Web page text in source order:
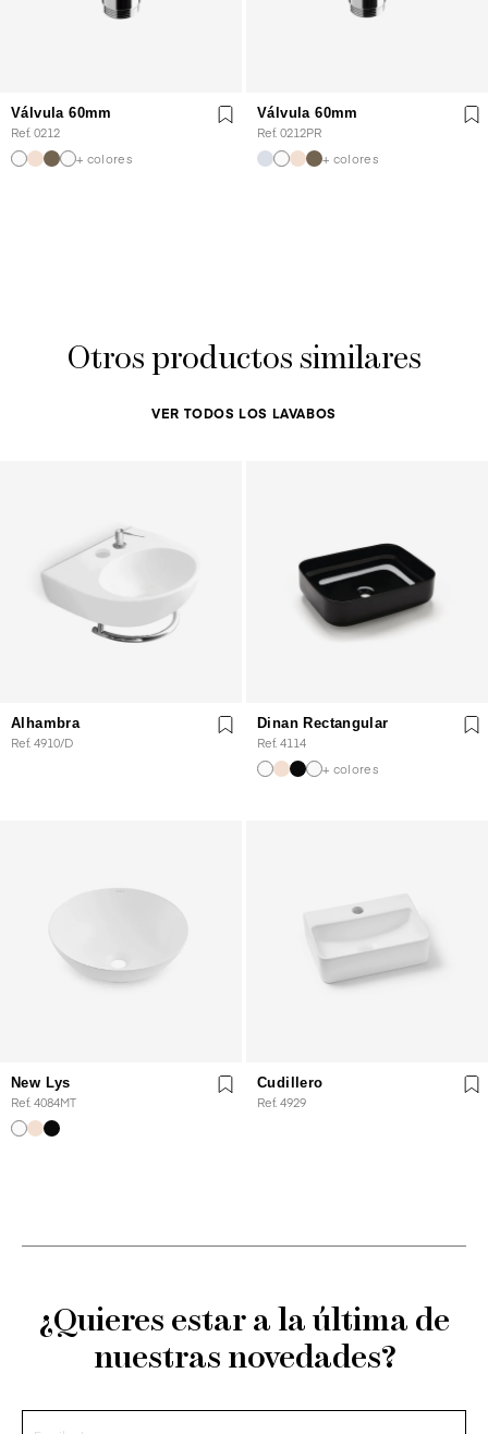
Válvula 60mm
Ref. 0212
+ colores
Válvula 60mm
Ref. 0212PR
+ colores
Otros productos similares
VER TODOS LOS LAVABOS
Alhambra
Ref. 4910/D
Dinan Rectangular
Ref. 4114
+ colores
New Lys
Ref. 4084MT
Cudillero
Ref. 4929
¿Quieres estar a la última de
nuestras novedades?